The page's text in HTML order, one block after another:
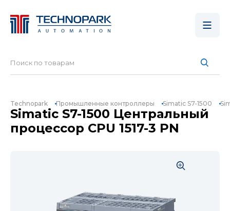
Technopark Промышленные контроллеры Simatic S7-1500
Simatic S7-1500 Центральный
процессор CPU 1517-3 PN